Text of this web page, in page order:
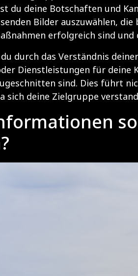
du deine Botschaften und
Bilder auszuwählen,
erfolgreich sind und
durch das Verständnis
Dienstleistungen für deine
sind. Dies führt
sich deine Zielgruppe